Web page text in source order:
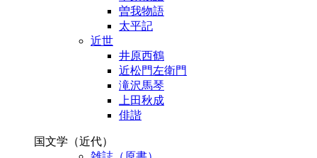
曽我物語
太平記
近世
井原西鶴
近松門左衛門
滝沢馬琴
上田秋成
俳諧
国文学（近代）